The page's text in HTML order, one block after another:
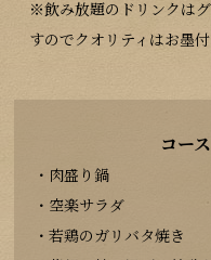
※飲み放題のドリンクは
すのでクオリティはお墨
コー
・肉盛り鍋
・空楽サラダ
・若鶏のガリバタ焼き